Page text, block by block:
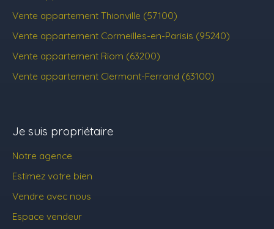
Vente appartement Thionville (57100)
Vente appartement Cormeilles-en-Parisis (95240)
Vente appartement Riom (63200)
Vente appartement Clermont-Ferrand (63100)
Je suis propriétaire
Notre agence
Estimez votre bien
Vendre avec nous
Espace vendeur